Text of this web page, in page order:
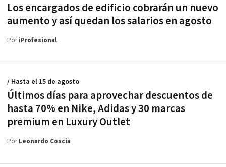
Los encargados de edificio cobrarán un nuevo
aumento y así quedan los salarios en agosto
PoriProfesional
Últimos días para aprovechar descuentos de
hasta 70% en Nike, Adidas y 30 marcas
premium en Luxury Outlet
/ Hasta el 15 de agosto
PorLeonardo Coscia